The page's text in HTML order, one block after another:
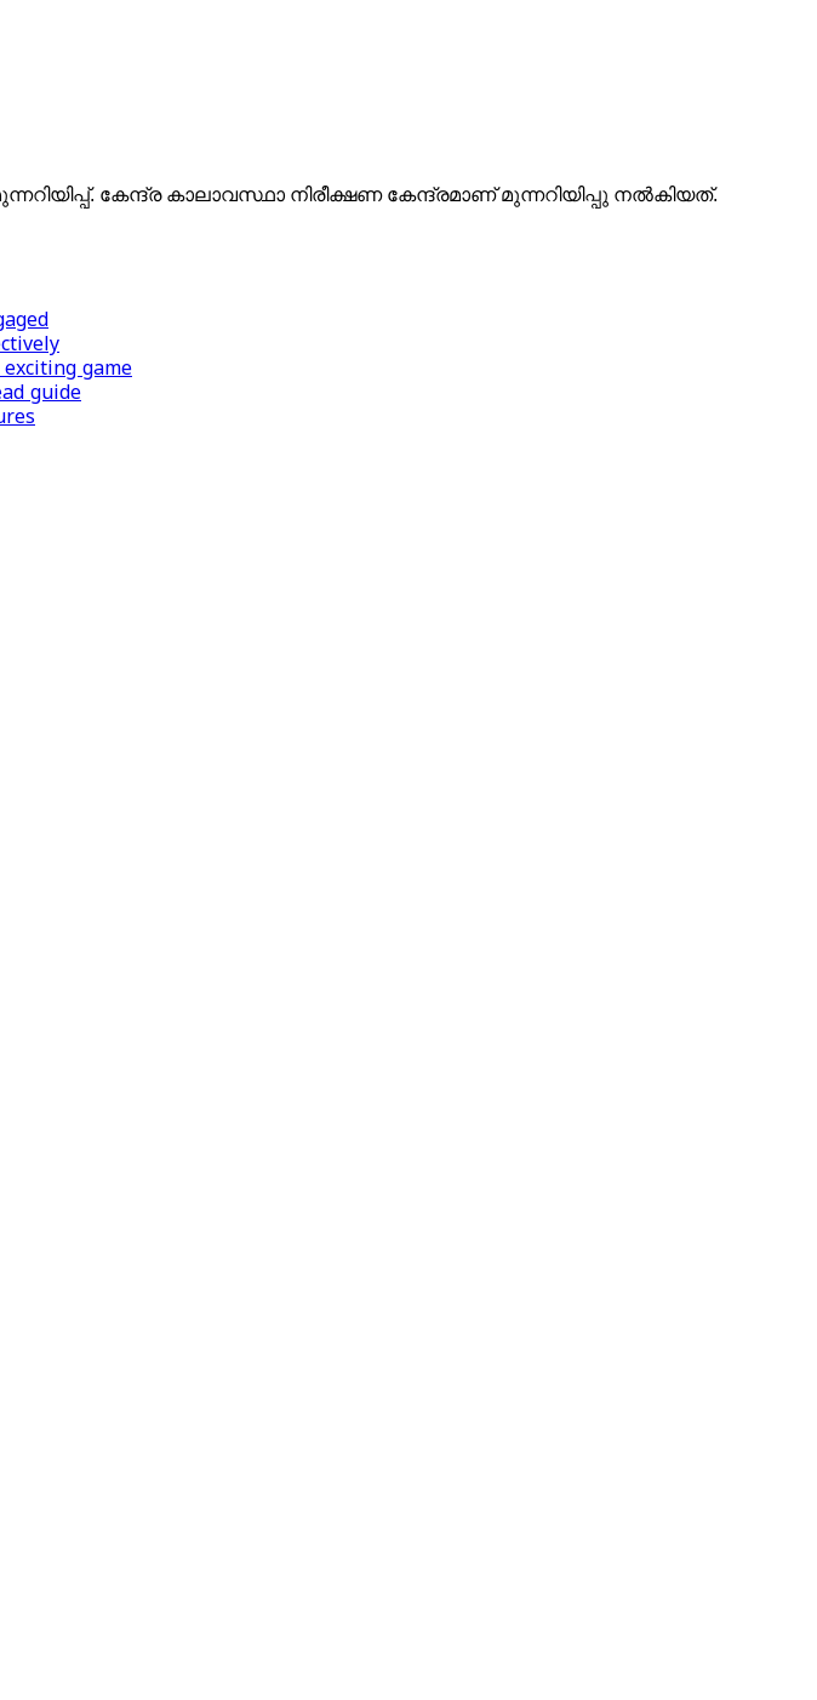
കേന്ദ്ര കാലാവസ്ഥാ നിരീക്ഷണ കേന്ദ്രമാണ് മുന്നറിയിപ്പു നല്‍കിയത്.
game
guide